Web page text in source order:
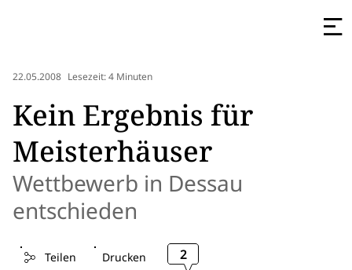
22.05.2008 Lesezeit: 4 Minuten
Kein Ergebnis für
Meisterhäuser
Wettbewerb in Dessau
entschieden
Teilen Drucken 2